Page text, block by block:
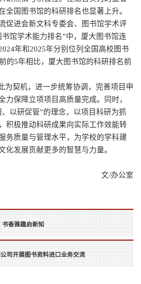
全国图书馆的科研排名也显著上升。
促进会新文科专委会、图书馆学术评
馆学术能力排名”中，厦大图书馆连
年和2025年分别位列全国高校图书
的5年相比，厦大图书馆的科研排名前
契机，进一步统筹协调，完善项目申
力保障立项项目高质量完成。同时，
以研促管”的理念，以项目科研为抓
积极推动科研成果向实际工作效能转
务质量与管理水平，为学校的学科建
化发展贡献更多的智慧与力量。
文/办公室
香雅趣启新知
司开展图书资料进口业务交流